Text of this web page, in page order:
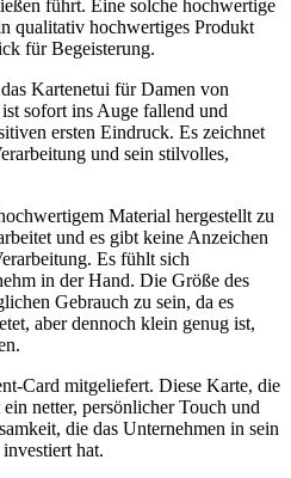
führt. Eine solche hochwertige
qualitativ hochwertiges Produkt
für Begeisterung.
Kartenetui für Damen von
sofort ins Auge fallend und
ersten Eindruck. Es zeichnet
und sein stilvolles,
Material hergestellt zu
und es gibt keine Anzeichen
Es fühlt sich
in der Hand. Die Größe des
Gebrauch zu sein, da es
aber dennoch klein genug ist,
Card mitgeliefert. Diese Karte, die
netter, persönlicher Touch und
die das Unternehmen in sein
hat.